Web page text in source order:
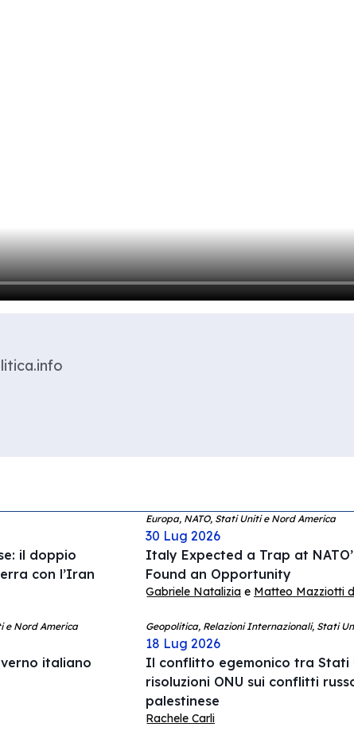
il doppio
con l’Iran
Europa, NATO, Stati Uniti e Nord America
30 Lug 2026
Italy Expected a Trap at
Found an Opportunity
Gabriele Natalizia e Matteo Mazziotti
e Nord America
italiano
Geopolitica, Relazioni Internazionali, Stati
18 Lug 2026
Il conflitto egemonico tra Stati
risoluzioni ONU sui conflitti
palestinese
Rachele Carli